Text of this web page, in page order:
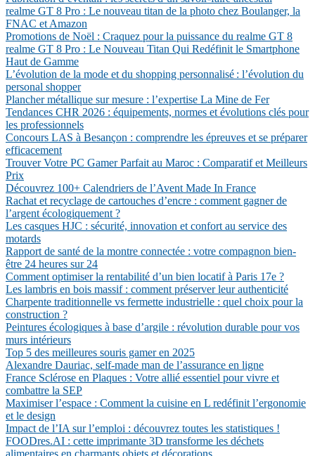
realme GT 8 Pro : Le nouveau titan de la photo chez Boulanger, la
FNAC et Amazon
Promotions de Noël : Craquez pour la puissance du realme GT 8
realme GT 8 Pro : Le Nouveau Titan Qui Redéfinit le Smartphone
Haut de Gamme
L’évolution de la mode et du shopping personnalisé : l’évolution du
personal shopper
Plancher métallique sur mesure : l’expertise La Mine de Fer
Tendances CHR 2026 : équipements, normes et évolutions clés pour
les professionnels
Concours LAS à Besançon : comprendre les épreuves et se préparer
efficacement
Trouver Votre PC Gamer Parfait au Maroc : Comparatif et Meilleurs
Prix
Découvrez 100+ Calendriers de l’Avent Made In France
Rachat et recyclage de cartouches d’encre : comment gagner de
l’argent écologiquement ?
Les casques HJC : sécurité, innovation et confort au service des
motards
Rapport de santé de la montre connectée : votre compagnon bien-
être 24 heures sur 24
Comment optimiser la rentabilité d’un bien locatif à Paris 17e ?
Les lambris en bois massif : comment préserver leur authenticité
Charpente traditionnelle vs fermette industrielle : quel choix pour la
construction ?
Peintures écologiques à base d’argile : révolution durable pour vos
murs intérieurs
Top 5 des meilleures souris gamer en 2025
Alexandre Dauriac, self-made man de l’assurance en ligne
France Sclérose en Plaques : Votre allié essentiel pour vivre et
combattre la SEP
Maximiser l’espace : Comment la cuisine en L redéfinit l’ergonomie
et le design
Impact de l’IA sur l’emploi : découvrez toutes les statistiques !
FOODres.AI : cette imprimante 3D transforme les déchets
alimentaires en charmants objets et décorations